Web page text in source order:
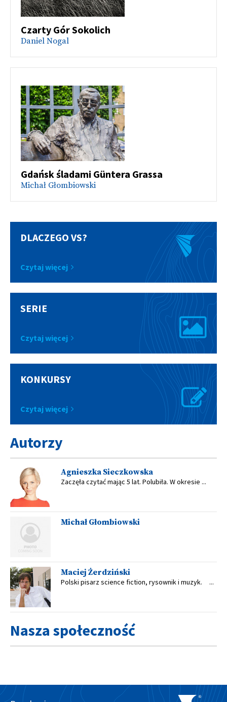
Czarty Gór Sokolich
Daniel Nogal
Gdańsk śladami Güntera Grassa
Michał Głombiowski
DLACZEGO VS?
Czytaj więcej
SERIE
Czytaj więcej
KONKURSY
Czytaj więcej
Autorzy
Agnieszka Sieczkowska
Zaczęła czytać mając 5 lat. Polubiła. W okresie ...
Michał Głombiowski
Maciej Żerdziński
Polski pisarz science fiction, rysownik i muzyk. ...
Nasza społeczność